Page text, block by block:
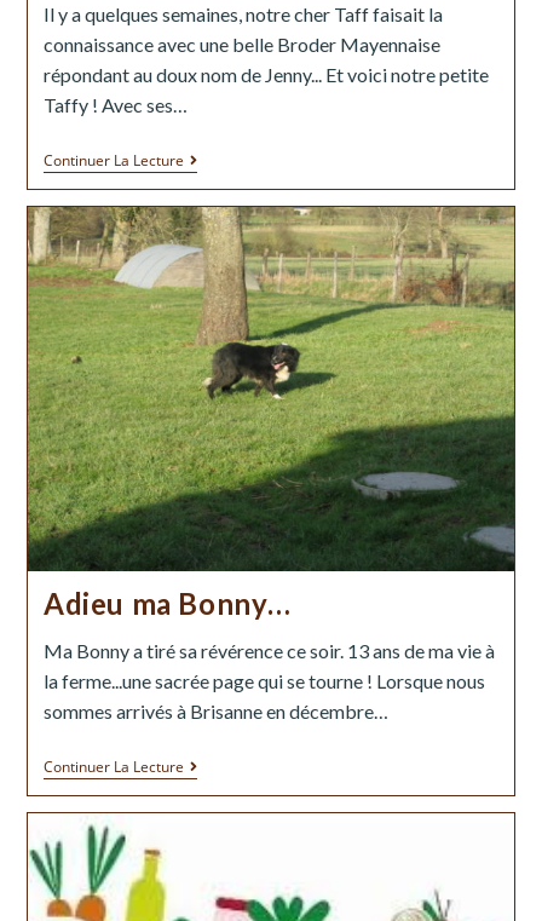
Il y a quelques semaines, notre cher Taff faisait la
connaissance avec une belle Broder Mayennaise
répondant au doux nom de Jenny... Et voici notre petite
Taffy ! Avec ses…
Continuer La Lecture
Adieu ma Bonny…
Ma Bonny a tiré sa révérence ce soir. 13 ans de ma vie à
la ferme...une sacrée page qui se tourne ! Lorsque nous
sommes arrivés à Brisanne en décembre…
Continuer La Lecture